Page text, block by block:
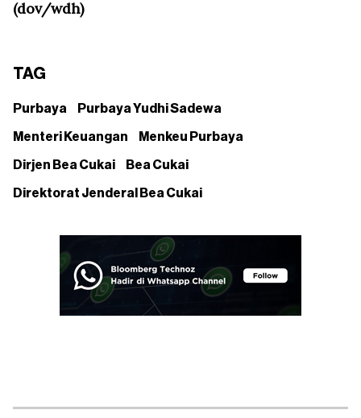
(dov/wdh)
TAG
Purbaya Purbaya Yudhi Sadewa
Menteri Keuangan Menkeu Purbaya
Dirjen Bea Cukai Bea Cukai
Direktorat Jenderal Bea Cukai